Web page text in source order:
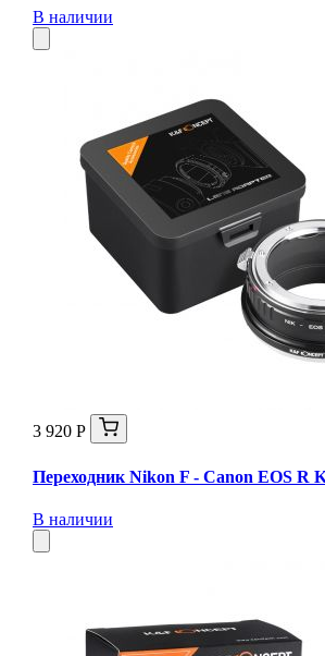
В наличии
3 920 Р
Переходник Nikon F - Canon EOS R
В наличии